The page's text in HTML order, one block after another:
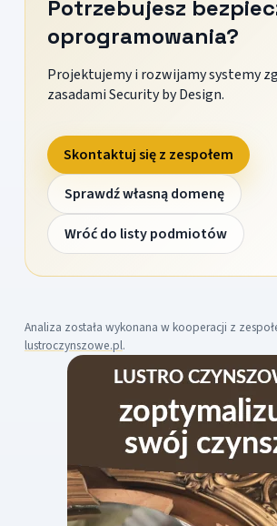
Potrzebujesz
oprogramowania?
Projektujemy i rozwijamy systemy
zasadami Security by Design.
Skontaktuj się z zespołem
Sprawdź własną domenę
Wróć do listy podmiotów
Analiza została wykonana w kooperacji z
lustroczynszowe.pl.